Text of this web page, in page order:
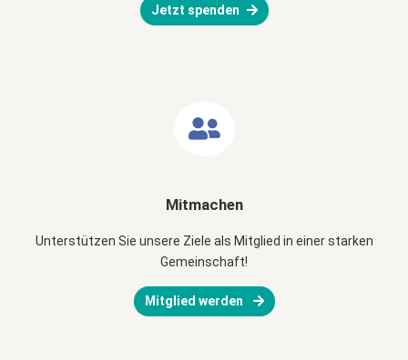
Jetzt spenden
Mitmachen
Unterstützen Sie unsere Ziele als Mitglied in einer starken
Gemeinschaft!
Mitglied werden